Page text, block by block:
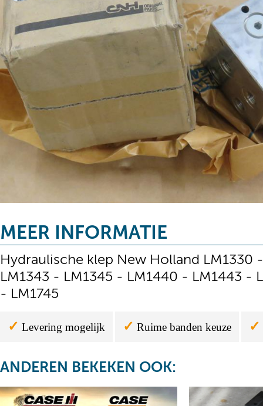
MEER INFORMATIE
Hydraulische klep New Holland LM1330
LM1343 - LM1345 - LM1440 - LM1443 -
- LM1745
✓ Levering mogelijk ✓ Ruime banden keuze ✓
ANDEREN BEKEKEN OOK: